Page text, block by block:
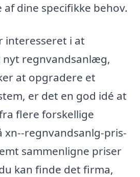
dine specifikke behov.
interesseret i at
nyt regnvandsanlæg,
at opgradere et
er det en god idé at
flere forskellige
xn--regnvandsanlg-pris-
sammenligne priser
kan finde det firma,